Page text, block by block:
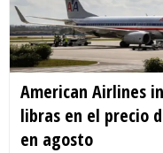
American Airlines
libras en el precio
en agosto